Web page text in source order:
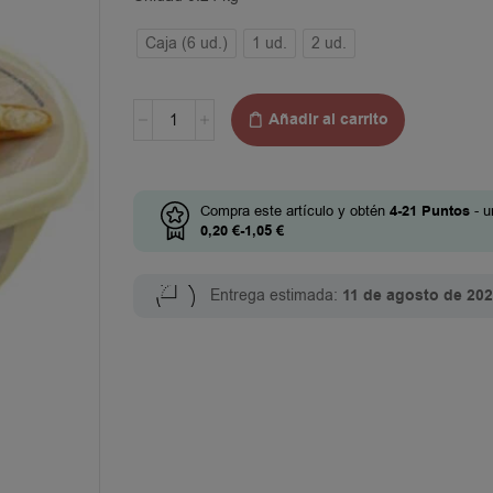
Caja (6 ud.) 1 ud. 2 ud.
Añadir al carrito
Compra este artículo y obtén4-21 Puntos -
0,20€-1,05€
Entrega estimada: 11 de agosto de